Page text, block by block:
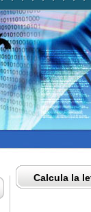
Calcula la